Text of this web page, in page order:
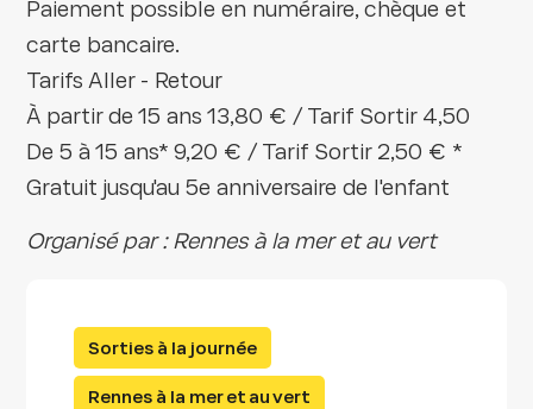
Paiement possible en numéraire, chèque et
carte bancaire.
Tarifs Aller - Retour
À partir de 15 ans 13,80 € / Tarif Sortir 4,50
De 5 à 15 ans* 9,20 € / Tarif Sortir 2,50 € *
Gratuit jusqu'au 5e anniversaire de l'enfant
Organisé par : Rennes à la mer et au vert
Sorties à la journée
Rennes à la mer et au vert